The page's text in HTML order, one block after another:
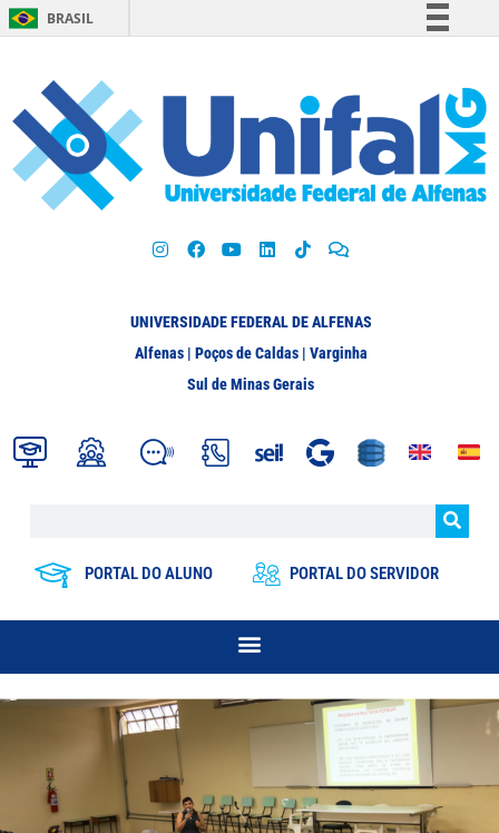
BRASIL
Participe
Acesso à informação
Legislação
UNIVERSIDADE FEDERAL DE ALFENAS
Alfenas | Poços de Caldas | Varginha
Sul de Minas Gerais
PORTAL DO ALUNO PORTAL DO SERVIDOR